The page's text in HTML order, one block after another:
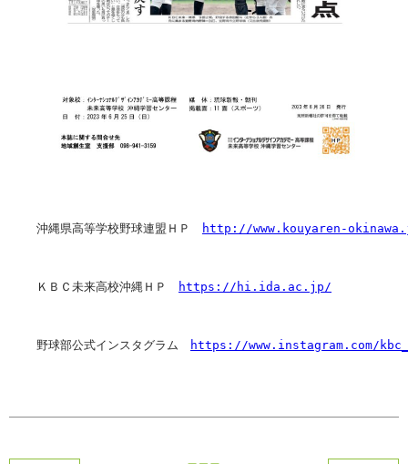
沖縄県高等学校野球連盟ＨＰ http://www.kouyaren-
ＫＢＣ未来高校沖縄ＨＰ https://hi.ida.ac.jp/
野球部公式インスタグラム https://www.instagram.com/